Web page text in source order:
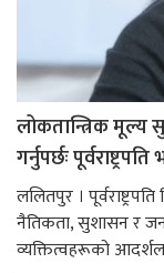
लोकतान्त्रिक मूल्य
गर्नुपर्छः पूर्वराष्ट्रपति
ललितपुर ।
नैतिकता, सुशासन र
व्यक्तित्वहरूको